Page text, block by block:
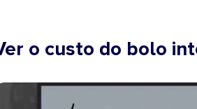
o custo do bolo